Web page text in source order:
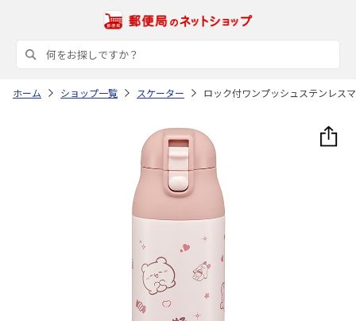
ホーム ショップ一覧 スケーター ロック付ワンプッシュステンレス